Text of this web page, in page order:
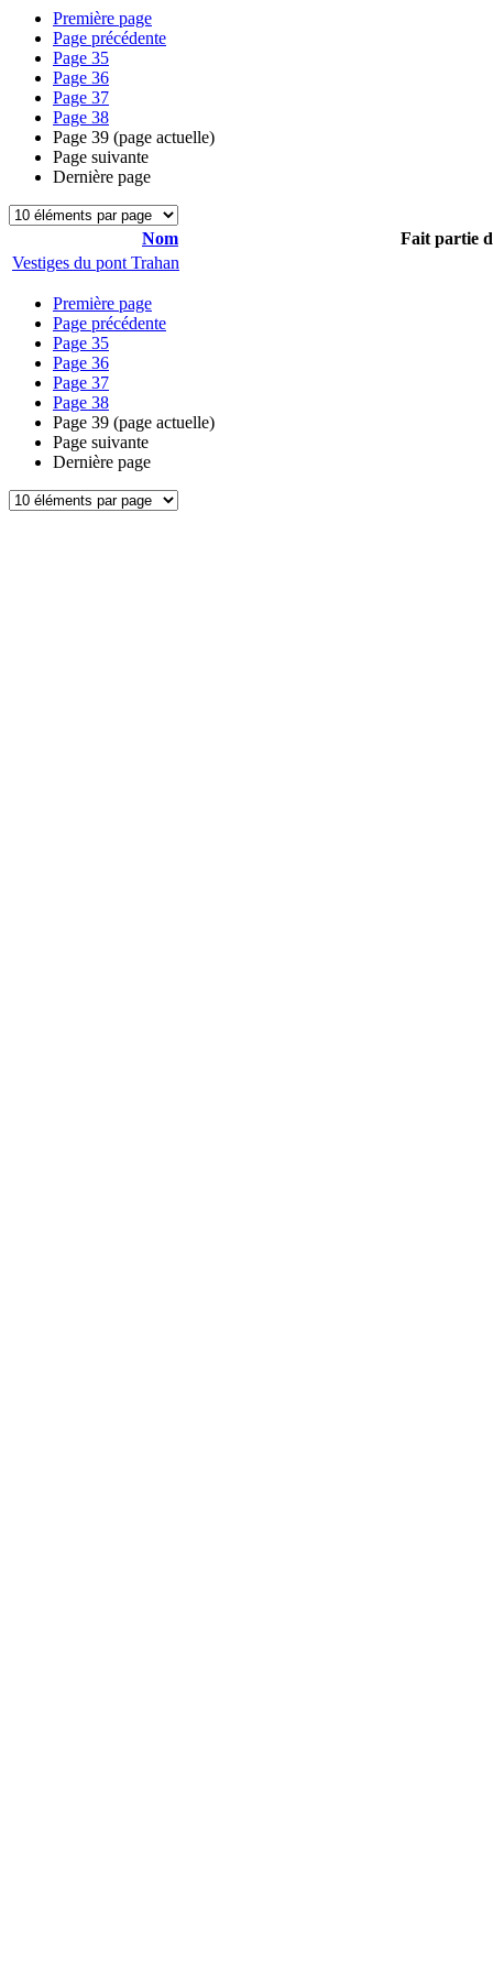
Première page
Page précédente
Page 35
Page 36
Page 37
Page 38
Page 39 (page actuelle)
Page suivante
Dernière page
Nom
Fait partie
Vestiges du pont Trahan
Première page
Page précédente
Page 35
Page 36
Page 37
Page 38
Page 39 (page actuelle)
Page suivante
Dernière page